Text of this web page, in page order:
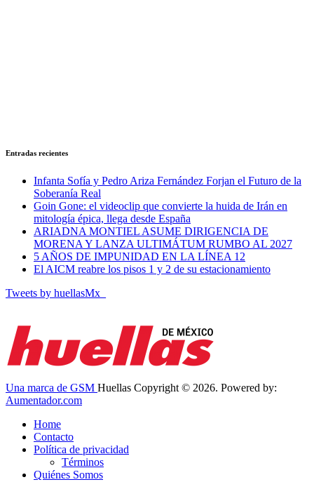
Entradas recientes
Infanta Sofía y Pedro Ariza Fernández Forjan el Futuro de la
Soberanía Real
Goin Gone: el videoclip que convierte la huida de Irán en
mitología épica, llega desde España
ARIADNA MONTIEL ASUME DIRIGENCIA DE
MORENA Y LANZA ULTIMÁTUM RUMBO AL 2027
5 AÑOS DE IMPUNIDAD EN LA LÍNEA 12
El AICM reabre los pisos 1 y 2 de su estacionamiento
Tweets by huellasMx_
Una marca de GSM Huellas Copyright © 2026. Powered by:
Aumentador.com
Home
Contacto
Política de privacidad
Términos
Quiénes Somos